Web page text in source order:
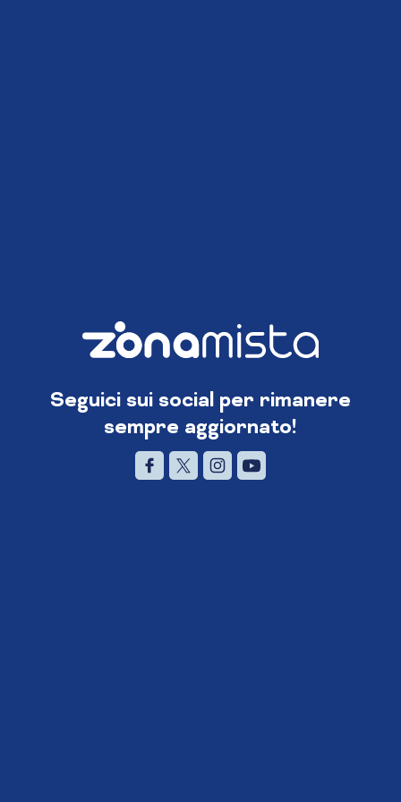
Seguici sui social per rimanere
sempre aggiornato!